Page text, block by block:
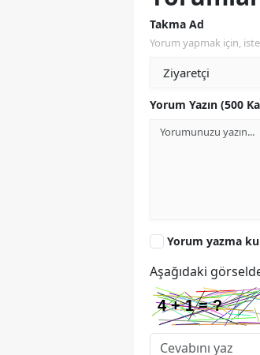
Takma Ad
Yorum yapmak için,
Yorum Yazın (500
Yorum yazma
Aşağıdaki